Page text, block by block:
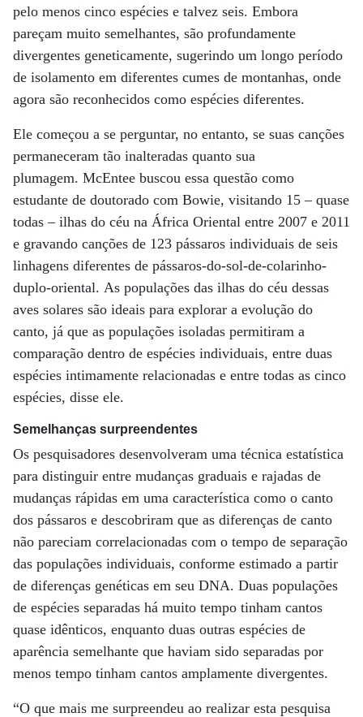
pelo menos cinco espécies e talvez seis. Embora
pareçam muito semelhantes, são profundamente
divergentes geneticamente, sugerindo um longo período
de isolamento em diferentes cumes de montanhas, onde
agora são reconhecidos como espécies diferentes.
Ele começou a se perguntar, no entanto, se suas canções
permaneceram tão inalteradas quanto sua
plumagem. McEntee buscou essa questão como
estudante de doutorado com Bowie, visitando 15 – quase
todas – ilhas do céu na África Oriental entre 2007 e 2011
e gravando canções de 123 pássaros individuais de seis
linhagens diferentes de pássaros-do-sol-de-colarinho-
duplo-oriental. As populações das ilhas do céu dessas
aves solares são ideais para explorar a evolução do
canto, já que as populações isoladas permitiram a
comparação dentro de espécies individuais, entre duas
espécies intimamente relacionadas e entre todas as cinco
espécies, disse ele.
Semelhanças surpreendentes
Os pesquisadores desenvolveram uma técnica estatística
para distinguir entre mudanças graduais e rajadas de
mudanças rápidas em uma característica como o canto
dos pássaros e descobriram que as diferenças de canto
não pareciam correlacionadas com o tempo de separação
das populações individuais, conforme estimado a partir
de diferenças genéticas em seu DNA. Duas populações
de espécies separadas há muito tempo tinham cantos
quase idênticos, enquanto duas outras espécies de
aparência semelhante que haviam sido separadas por
menos tempo tinham cantos amplamente divergentes.
“O que mais me surpreendeu ao realizar esta pesquisa